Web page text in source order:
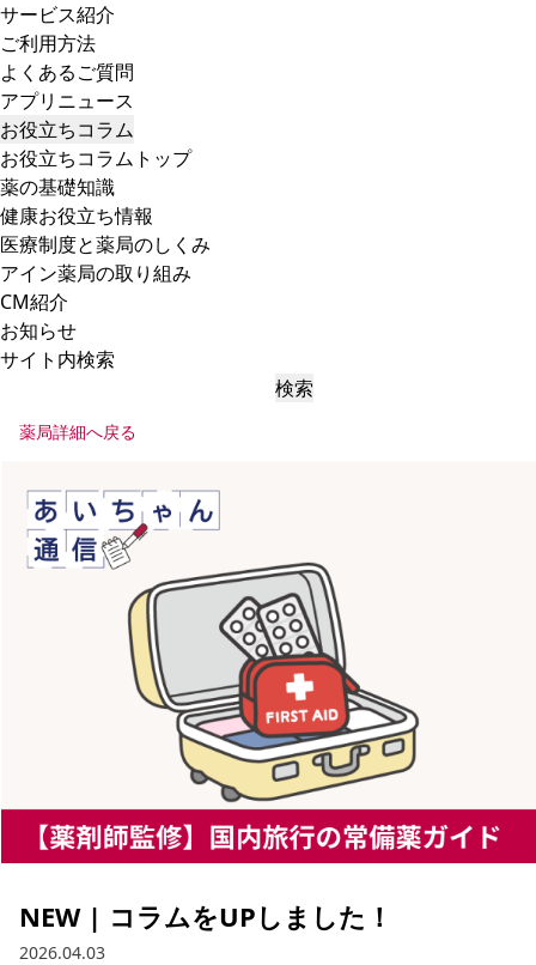
サービス紹介
ご利用方法
よくあるご質問
アプリニュース
お役立ちコラム
お役立ちコラムトップ
薬の基礎知識
健康お役立ち情報
医療制度と薬局のしくみ
アイン薬局の取り組み
CM紹介
お知らせ
サイト内検索
検索
薬局詳細へ戻る
NEW | コラムをUPしました！
2026.04.03